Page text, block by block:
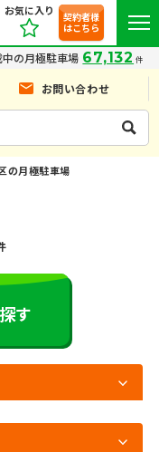
お気に入り
契約者様
はこちら
中の月極駐車場 67,132 件
お問い合わせ
の月極駐車場
す